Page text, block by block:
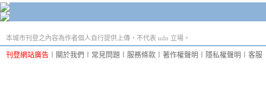
本城市刊登之內容為作者個人自行提供上傳，不代表 udn 立場。
刊登網站廣告 關於我們 常見問題 服務條款 著作權聲明 隱私權聲明 客服